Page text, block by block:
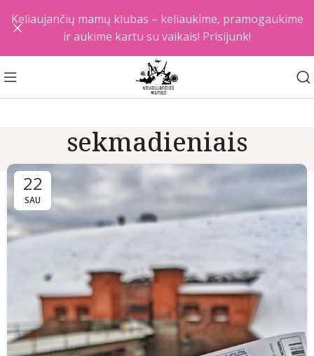
sekmadieniais
22
SAU
Keliaujančių mamų klubas – keliaukime, pramogaukime
ir aukime kartu su vaikais! Prisijunk!